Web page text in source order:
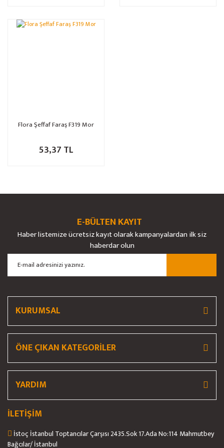
Flora Şeffaf Faraş F319 Mor
53,37 TL
E-BÜLTEN KAYIT
Haber listemize ücretsiz kayıt olarak kampanyalardan ilk siz
haberdar olun
KURUMSAL
ÖNE ÇIKAN KATEGORİLER
YARDIM
İLETİŞİM
İstoç İstanbul Toptancılar Çarşısı 2435.Sok 17.Ada No:114 Mahmutbey
Bağcılar/ İstanbul